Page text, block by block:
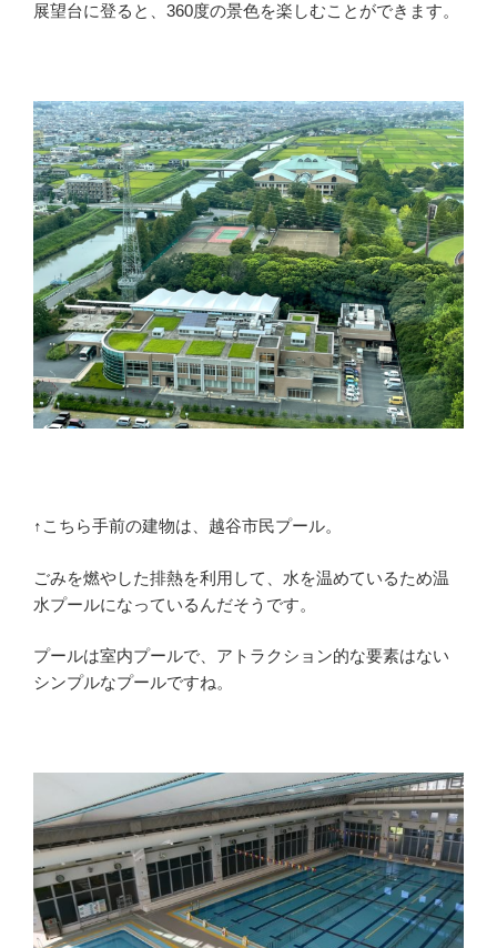
展望台に登ると、360度の景色を楽しむことができます。
↑こちら手前の建物は、越谷市民プール。
ごみを燃やした排熱を利用して、水を温めているため温
水プールになっているんだそうです。
プールは室内プールで、アトラクション的な要素はない
シンプルなプールですね。